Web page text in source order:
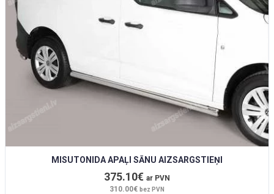
MISUTONIDA APAĻI SĀNU AIZSARGSTIEŅI
375.10€ ar PVN
310.00€ bez PVN